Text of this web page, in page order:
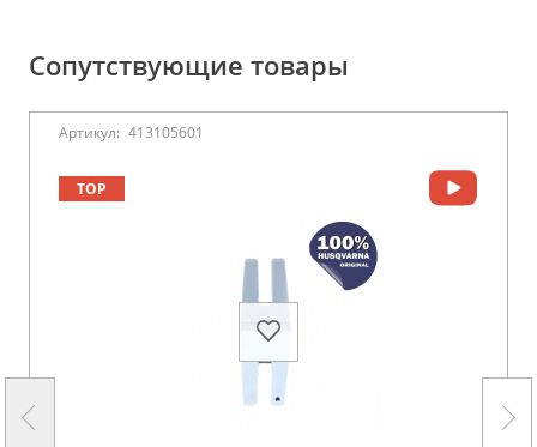
Сопутствующие товары
Артикул: 413105601
TOP